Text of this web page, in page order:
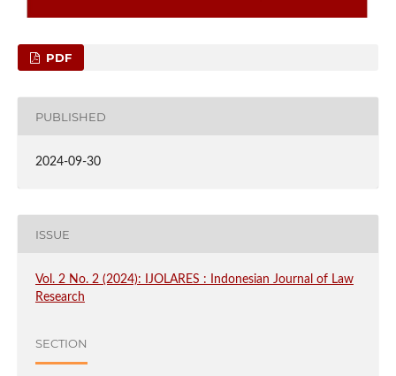
PDF
PUBLISHED
2024-09-30
ISSUE
Vol. 2 No. 2 (2024): IJOLARES : Indonesian Journal of Law
Research
SECTION